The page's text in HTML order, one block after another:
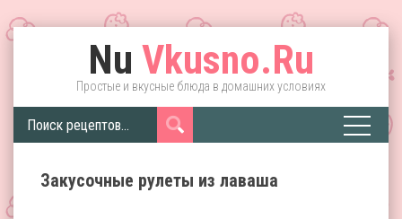
Nu Vkusno.Ru
Простые и вкусные блюда в домашних условиях
Закусочные рулеты из лаваша